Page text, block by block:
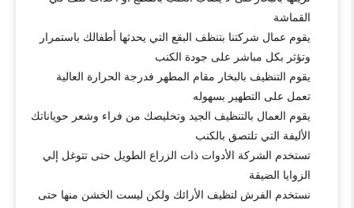
القماشة
يقوم عمال شركتنا بتنظف البقع التي يحدثها أطفالك باستمرار
وتؤثر بكل مباشر على جودة الكنب
يقوم التنظيف بالبخار مقام المطهر فدرجة الحرارة العالية
تعمل على التطهير بسهوله
يقوم العمال بالتنظيف الجيد وتخليصك من فراء وشعر حوياناتك
الأليفة التي تلتصق بالكنب
تستخدم الشركة الأدوات ذات الزراع الطويل حتى تتوغل إلي
الزوايا الضيقة
نستخدم الفرش لتظيف الأرائك ولكن ليست الخشن منها حتى